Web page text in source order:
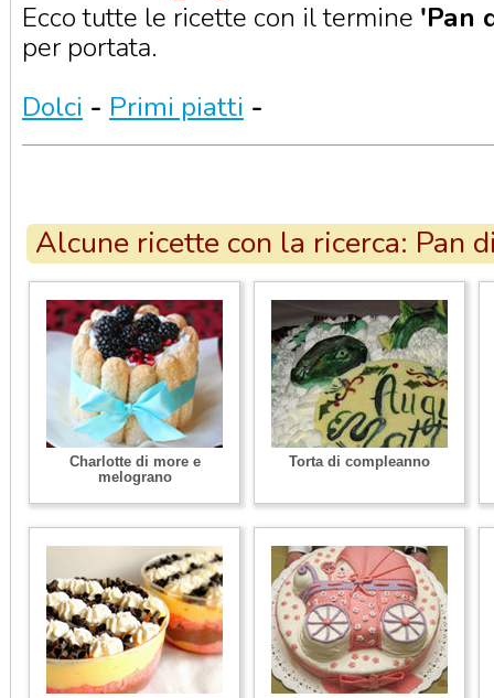
Ecco tutte le ricette con il termine 'Pan
per portata.
Dolci - Primi piatti -
Alcune ricette con la ricerca: Pan
Charlotte di more e
melograno
Torta di compleanno